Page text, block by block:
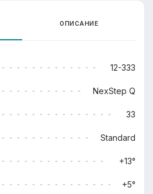
ОПИСАНИЕ
12-333
NexStep Q
33
Standard
+13°
+5°